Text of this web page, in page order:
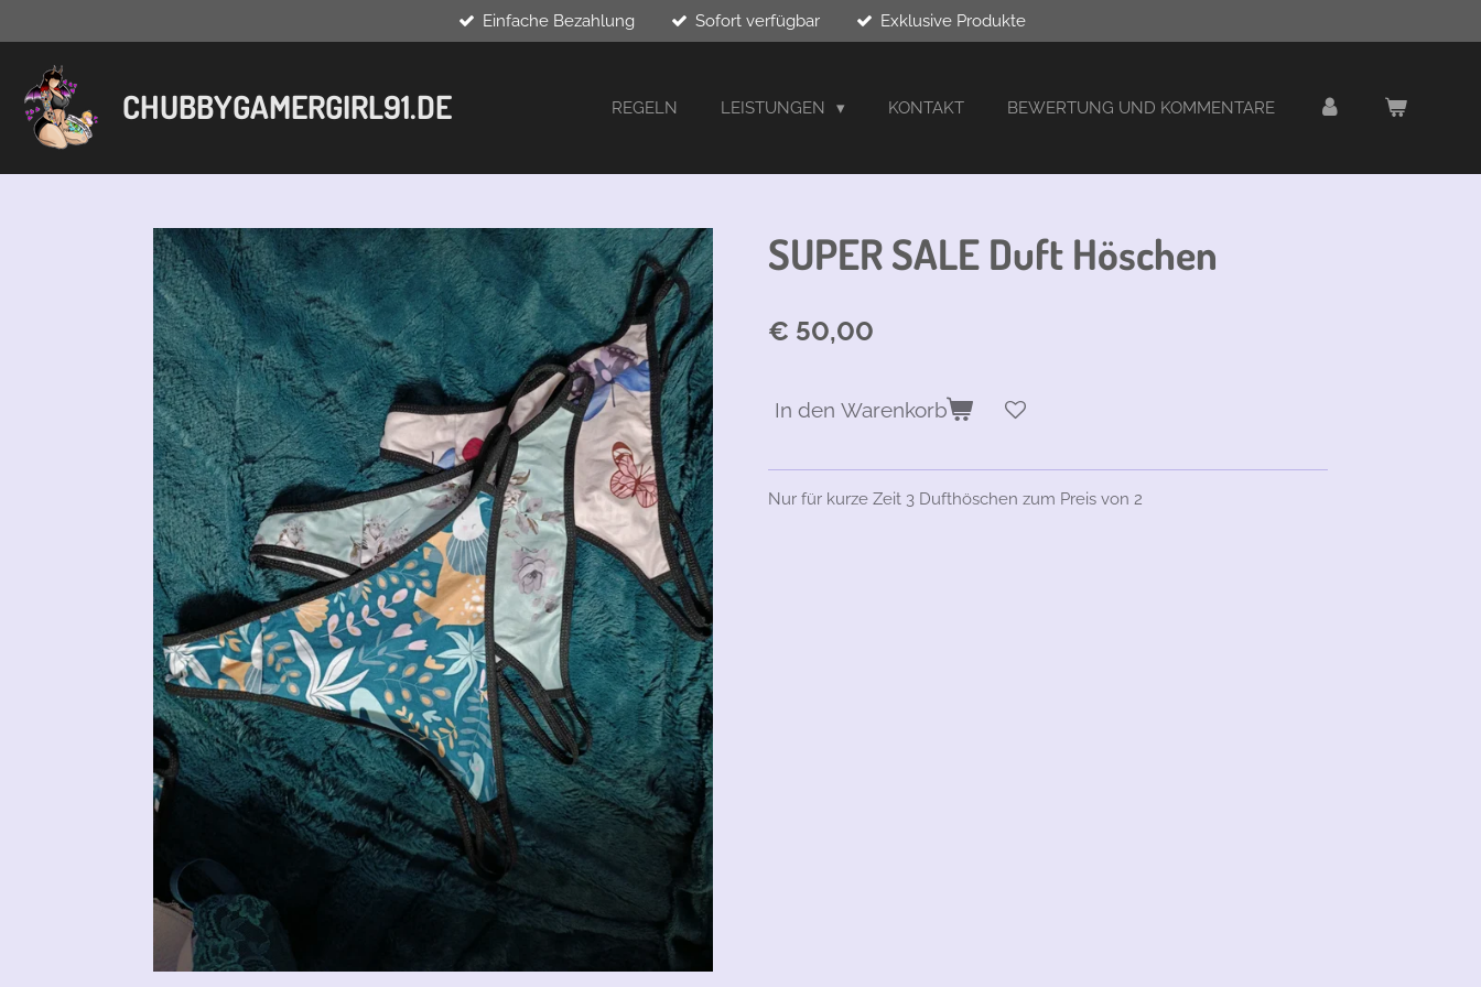
Hauptinhalt
springen
Einfache Bezahlung Sofort verfügbar Exklusive Produkte
CHUBBYGAMERGIRL91.DE REGELN LEISTUNGEN KONTAKT BEWERTUNG UND KOMMENTARE
SUPER SALE Duft Höschen
€ 50,00
In den Warenkorb
Nur für kurze Zeit 3 Dufthöschen zum Preis von 2